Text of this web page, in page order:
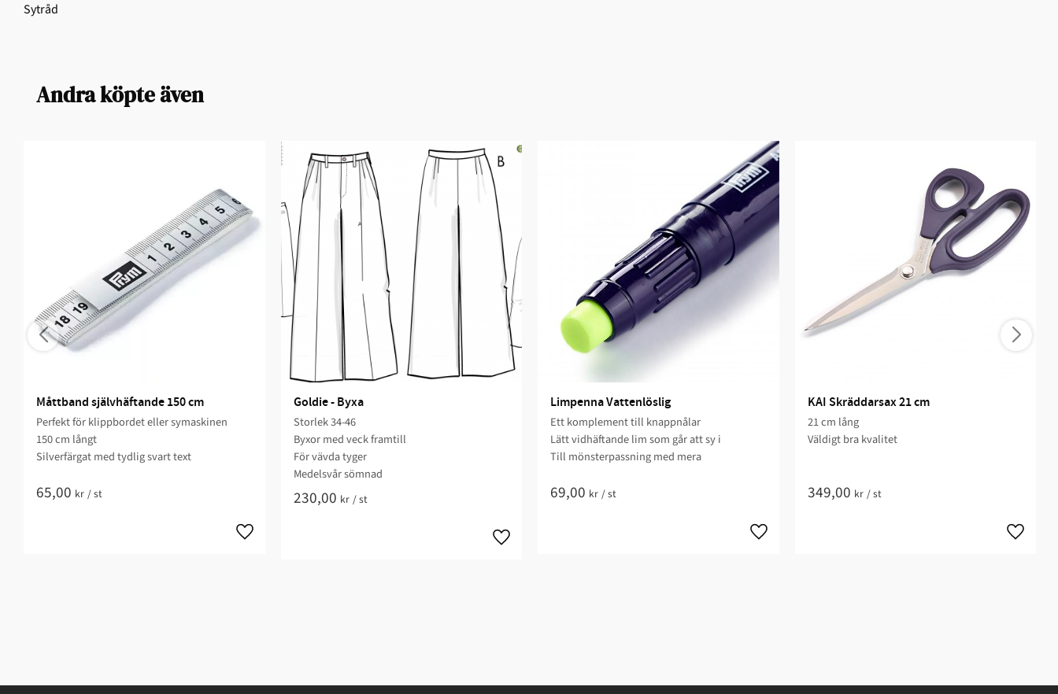
Sytråd
Andra köpte även
Måttband självhäftande 150 cm
Perfekt för klippbordet eller symaskinen
150 cm långt
Silverfärgat med tydlig svart text
65,00 kr /st
Goldie - Byxa
Storlek 34-46​​​​
Byxor med veck framtill
För vävda tyger​​​​
Medelsvår sömnad​​
230,00 kr /st
Limpenna Vattenlöslig
Ett komplement till knappnålar
Lätt vidhäftande lim som går att sy i
Till mönsterpassning med mera
69,00 kr /st
KAI Skräddarsax 21 cm
21 cm lång
Väldigt bra kvalitet​
349,00 kr /st